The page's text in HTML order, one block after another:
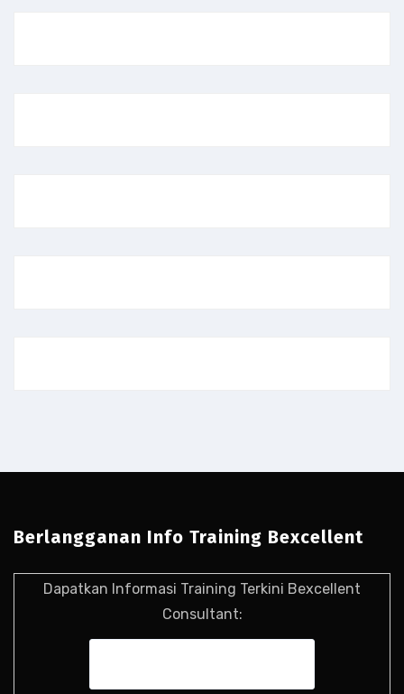
Berlangganan Info Training Bexcellent
Dapatkan Informasi Training Terkini Bexcellent
Consultant: